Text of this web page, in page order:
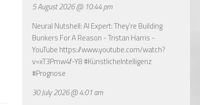
5 August 2026 @ 10:44 pm
Neural Nutshell: AI Expert: They're Building
Bunkers For A Reason - Tristan Harris -
YouTube https://www.youtube.com/watch?
v=xT3Pmw4f-Y8#KünstlicheIntelligenz
#Prognose
30 July 2026 @ 4:01 am